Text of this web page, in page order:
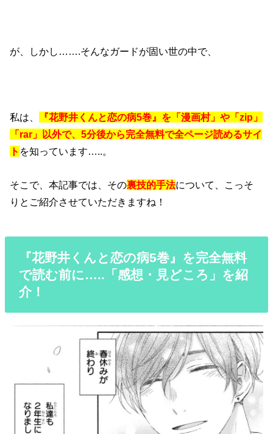
が、しかし…….そんなガードが固い世の中で、
私は、
『花野井くんと恋の病5巻』を「漫画村」や「zip」
「rar」以外で、5分後から完全無料で全ページ読めるサイ
ト を知っています…..。
そこで、本記事では、その裏技的手法について、こっそ
りとご紹介させていただきますね！
『花野井くんと恋の病5巻』を完全無料
で読む前に…..「感想・見どころ」を紹
介！